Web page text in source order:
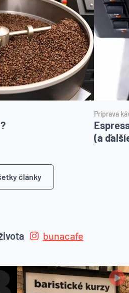
Príprava
(a
články
bunacafe